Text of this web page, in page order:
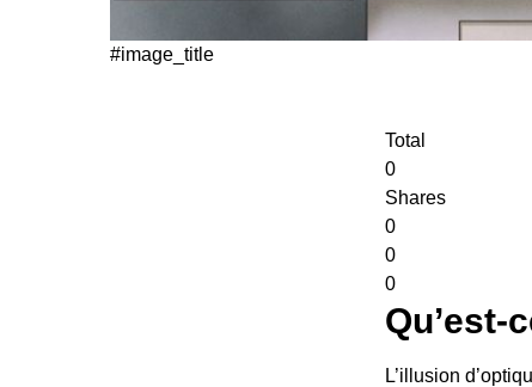
#image_title
Total
0
Shares
0
0
0
Qu’est-
L’illusion